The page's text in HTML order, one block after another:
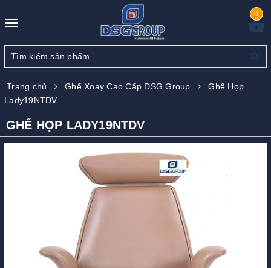
Toggle
0
Trang chủ Ghế Xoay Cao Cấp DSG Group
Ghế Họp
Lady19NTDV
GHẾ HỌP LADY19NTDV